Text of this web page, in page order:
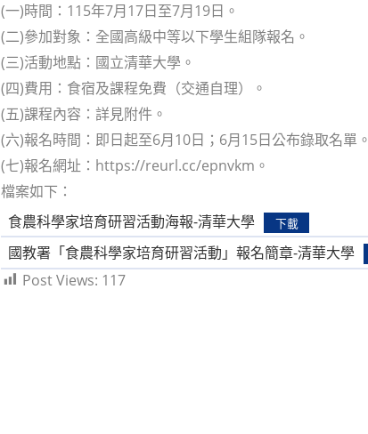
(一)時間：115年7月17日至7月19日。
(二)參加對象：全國高級中等以下學生組隊報名。
(三)活動地點：國立清華大學。
(四)費用：食宿及課程免費（交通自理）。
(五)課程內容：詳見附件。
(六)報名時間：即日起至6月10日；6月15日公布錄取名單。
(七)報名網址：https://reurl.cc/epnvkm。
檔案如下：
食農科學家培育研習活動海報-清華大學
下載
國教署「食農科學家培育研習活動」報名簡章-清華大學
Post Views: 117